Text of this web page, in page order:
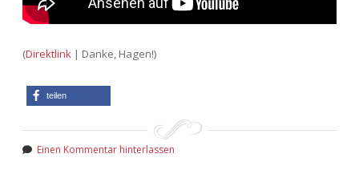
Adventskalender 2023
Adventskalender 2024
(Direktlink | Danke, Hagen!)
teilen
Einen Kommentar hinterlassen